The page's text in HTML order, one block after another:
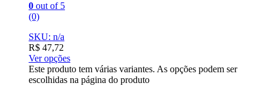
0 out of 5
(0)
SKU: n/a
R$ 47,72
Ver opções
Este produto tem várias variantes. As opções podem ser
escolhidas na página do produto